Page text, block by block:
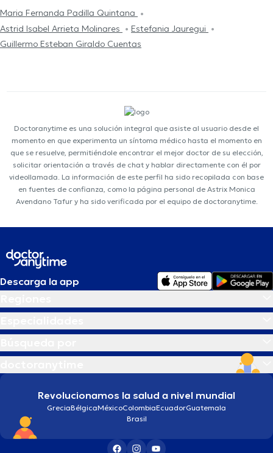
Maria Fernanda Padilla Quintana
Astrid Isabel Arrieta Molinares
Estefania Jauregui
Guillermo Esteban Giraldo Cuentas
Doctoranytime es una solución integral que asiste al usuario desde el
momento en que experimenta un síntoma médico hasta el momento en
que se resuelve, permitiéndole encontrar el mejor doctor de su elección,
solicitar orientación a través de chat y hablar directamente con él por
videollamada. La información de este perfil ha sido recopilada con base
en fuentes de confianza, como la página personal de Astrix Monica
Avendano Tafur y ha sido verificada por el equipo de doctoranytime.
Descarga la app
Revolucionamos la salud a nivel mundial
GreciaBélgicaMéxicoColombiaEcuadorGuatemala
Brasil